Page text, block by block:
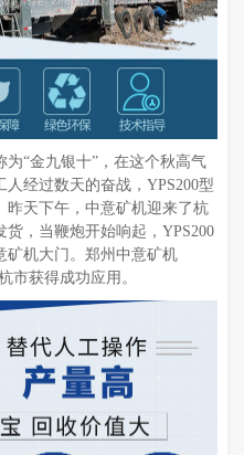
“金九银十”，在这个秋高气
经过数天的奋战，YPS200型
昨天下午，中意矿机迎来了杭
，当鞭炮开始响起，YPS200
矿机大门。郑州中意矿机
市获得成功应用。